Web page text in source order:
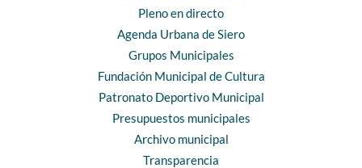
Pleno en directo
Agenda Urbana de Siero
Grupos Municipales
Fundación Municipal de Cultura
Patronato Deportivo Municipal
Presupuestos municipales
Archivo municipal
Transparencia